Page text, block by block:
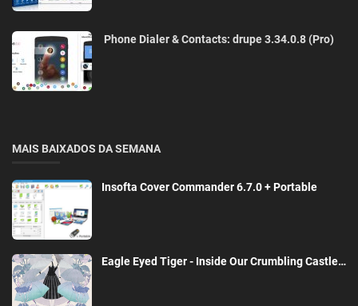
Phone Dialer & Contacts: drupe 3.34.0.8 (Pro)
MAIS BAIXADOS DA SEMANA
Insofta Cover Commander 6.7.0 + Portable
Eagle Eyed Tiger - Inside Our Crumbling Castle…